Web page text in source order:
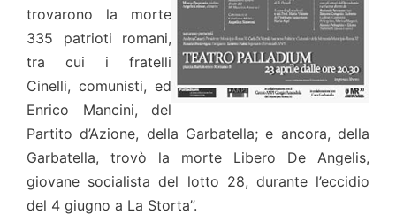
trovarono la morte
335 patrioti romani,
tra cui i fratelli
Cinelli, comunisti, ed
Enrico Mancini, del
Partito d’Azione, della Garbatella; e ancora, della
Garbatella, trovò la morte Libero De Angelis,
giovane socialista del lotto 28, durante l’eccidio
del 4 giugno a La Storta”.